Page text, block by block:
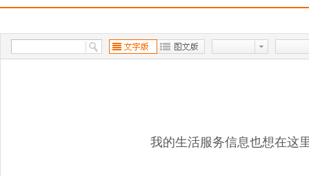
我的生活服务信息也想在这